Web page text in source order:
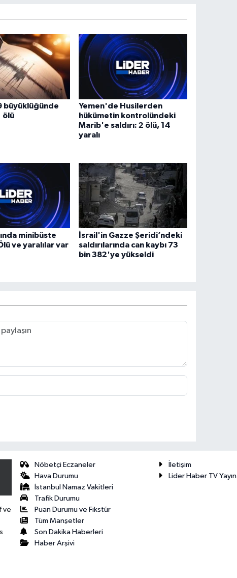
büyüklüğünde
ölü
Yemen'de Husilerden
hükümetin kontrolündeki
Marib'e saldırı: 2 ölü, 14
yaralı
minibüste
ve yaralılar var
İsrail'in Gazze Şeridi’ndeki
saldırılarında can kaybı 73
bin 382'ye yükseldi
ve
Nöbetçi Eczaneler
Hava Durumu
İstanbul Namaz Vakitleri
Trafik Durumu
Puan Durumu ve Fikstür
Tüm Manşetler
Son Dakika Haberleri
Haber Arşivi
İletişim
Lider Haber TV Yayın